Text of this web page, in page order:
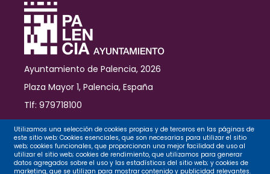
Ayuntamiento de Palencia, 2026
Plaza Mayor 1, Palencia, España
Tlf: 979718100
Contacto
Legal
Utilizamos una selección de cookies propias y de terceros en las páginas de
este sitio web: Cookies esenciales, que son necesarias para utilizar el sitio
web; cookies funcionales, que proporcionan una mejor facilidad de uso al
utilizar el sitio web; cookies de rendimiento, que utilizamos para generar
datos agregados sobre el uso y las estadísticas del sitio web; y cookies de
marketing, que se utilizan para mostrar contenido y publicidad relevantes.